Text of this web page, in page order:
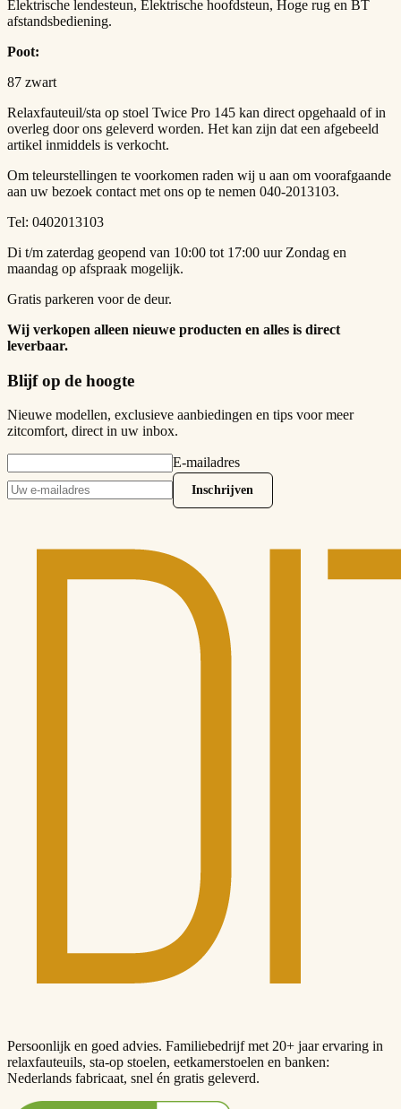
Elektrische lendesteun, Elektrische hoofdsteun, Hoge rug en BT
afstandsbediening.
Poot:
87 zwart
Relaxfauteuil/sta op stoel Twice Pro 145 kan direct opgehaald of in
overleg door ons geleverd worden. Het kan zijn dat een afgebeeld
artikel inmiddels is verkocht.
Om teleurstellingen te voorkomen raden wij u aan om voorafgaande
aan uw bezoek contact met ons op te nemen 040-2013103.
Tel: 0402013103
Di t/m zaterdag geopend van 10:00 tot 17:00 uur Zondag en
maandag op afspraak mogelijk.
Gratis parkeren voor de deur.
Wij verkopen alleen nieuwe producten en alles is direct
leverbaar.
Blijf op de hoogte
Nieuwe modellen, exclusieve aanbiedingen en tips voor meer
zitcomfort, direct in uw inbox.
E-mailadres
Inschrijven
Persoonlijk en goed advies. Familiebedrijf met 20+ jaar ervaring in
relaxfauteuils, sta-op stoelen, eetkamerstoelen en banken:
Nederlands fabricaat, snel én gratis geleverd.